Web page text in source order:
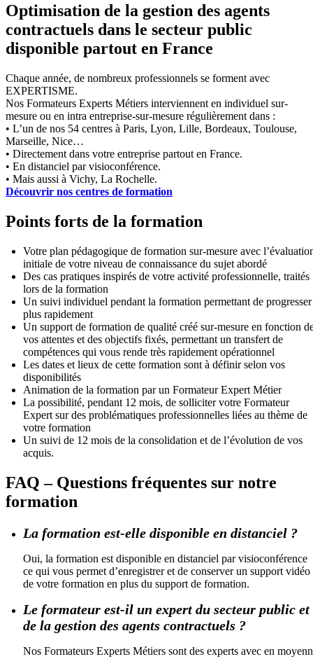
Optimisation de la gestion des agents
contractuels dans le secteur public
disponible partout en France
Chaque année, de nombreux professionnels se forment avec
EXPERTISME.
Nos Formateurs Experts Métiers interviennent en individuel sur-
mesure ou en intra entreprise-sur-mesure régulièrement dans :
• L’un de nos 54 centres à Paris, Lyon, Lille, Bordeaux, Toulouse,
Marseille, Nice…
• Directement dans votre entreprise partout en France.
• En distanciel par visioconférence.
• Mais aussi à Vichy, La Rochelle.
Découvrir nos centres de formation
Points forts de la formation
Votre plan pédagogique de formation sur-mesure avec
initiale de votre niveau de connaissance du sujet abordé
Des cas pratiques inspirés de votre activité professionnelle, traités
lors de la formation
Un suivi individuel pendant la formation permettant de progresser
plus rapidement
Un support de formation de qualité créé sur-mesure en fonction
vos attentes et des objectifs fixés, permettant un transfert de
compétences qui vous rende très rapidement opérationnel
Les dates et lieux de cette formation sont à définir selon vos
disponibilités
Animation de la formation par un Formateur Expert Métier
La possibilité, pendant 12 mois, de solliciter votre Formateur
Expert sur des problématiques professionnelles liées au thème de
votre formation
Un suivi de 12 mois de la consolidation et de l’évolution de vos
acquis.
FAQ – Questions fréquentes sur notre
formation
La formation est-elle disponible en distanciel ?
Oui, la formation est disponible en distanciel par visioconférence
ce qui vous permet d’enregistrer et de conserver un support vidéo
de votre formation en plus du support de formation.
Le formateur est-il un expert du secteur public et
de la gestion des agents contractuels ?
Nos Formateurs Experts Métiers sont des experts avec en